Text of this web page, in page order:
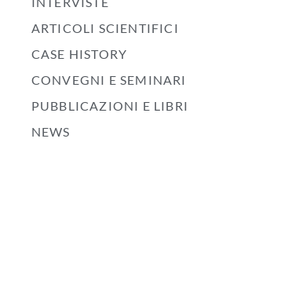
ARTICOLI SCIENTIFICI
CASE HISTORY
CONVEGNI E SEMINARI
PUBBLICAZIONI E LIBRI
NEWS